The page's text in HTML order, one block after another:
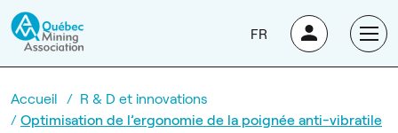
FR
Accueil
R & D et innovations
Optimisation de l’ergonomie de la poignée anti-vibratile